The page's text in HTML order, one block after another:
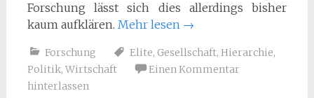
Forschung lässt sich dies allerdings bisher
kaum aufklären. Mehr lesen →
Forschung Elite, Gesellschaft, Hierarchie,
Politik, Wirtschaft
Einen Kommentar
hinterlassen